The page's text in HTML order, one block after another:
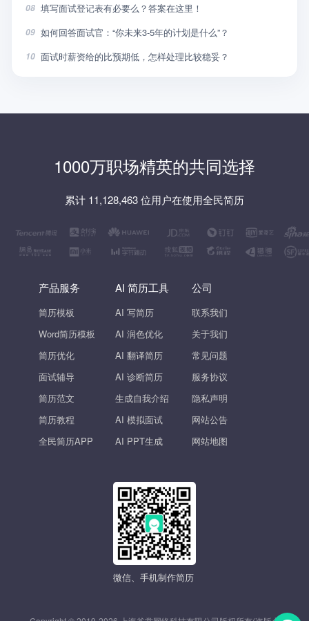
08 填写面试登记表有必要么？答案在这里！
09 如何回答面试官：“你未来3-5年的计划是什么”？
10 面试时薪资给的比预期低，怎样处理比较稳妥？
1000万职场精英的共同选择
累计 11,128,463 位用户在使用全民简历
产品服务
简历模板
Word简历模板
简历优化
面试辅导
简历范文
简历教程
全民简历APP
AI 简历工具
AI 写简历
AI 润色优化
AI 翻译简历
AI 诊断简历
生成自我介绍
AI 模拟面试
AI PPT生成
公司
联系我们
关于我们
常见问题
服务协议
隐私声明
网站公告
网站地图
微信、手机制作简历